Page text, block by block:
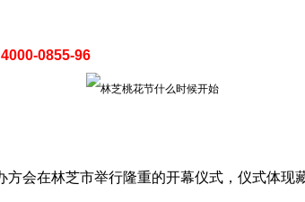
0855-96
会在林芝市举行隆重的开幕仪式，仪式体现